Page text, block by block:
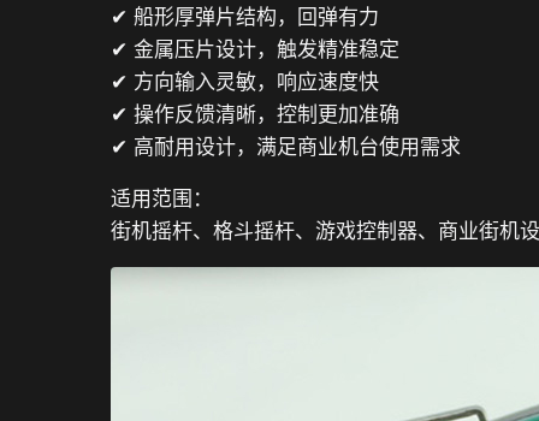
✔ 船形厚弹片结构，回弹有力
✔ 金属压片设计，触发精准稳定
✔ 方向输入灵敏，响应速度快
✔ 操作反馈清晰，控制更加准确
✔ 高耐用设计，满足商业机台使用需求
适用范围：
街机摇杆、格斗摇杆、游戏控制器、商业街机